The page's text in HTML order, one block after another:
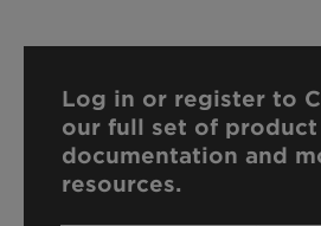
Log in or register to
our full set of product
documentation and
resources.